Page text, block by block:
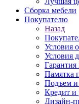
Сборка мебели
Покупателю
Назад
Условия
Условия
Гарантия
Памятка
Подъем и
Кредит и
Дизайн-